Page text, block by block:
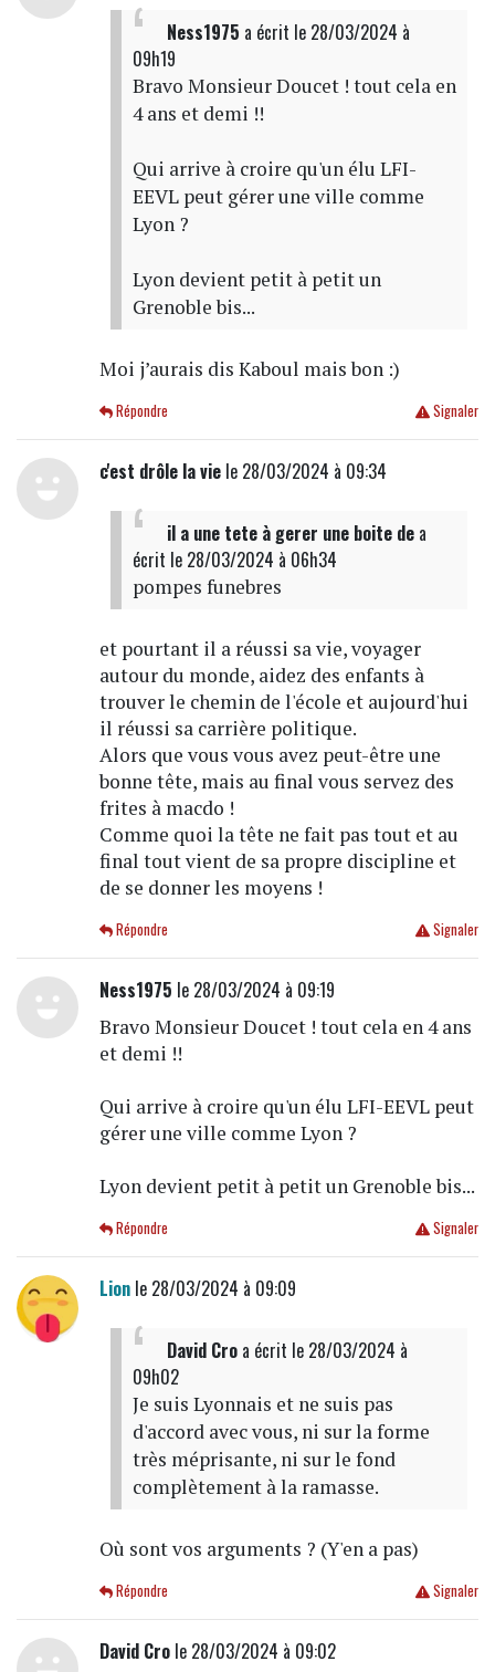
Ness1975 a écrit le 28/03/2024 à
09h19
Bravo Monsieur Doucet ! tout cela en
4 ans et demi !!
Qui arrive à croire qu'un élu LFI-
EEVL peut gérer une ville comme
Lyon ?
Lyon devient petit à petit un
Grenoble bis...
Moi j’aurais dis Kaboul mais bon :)
Signaler
Répondre
c'est drôle la viele 28/03/2024 à 09:34
il a une tete à gerer une boite dea
écrit le 28/03/2024 à 06h34
pompes funebres
et pourtant il a réussi sa vie, voyager
autour du monde, aidez des enfants à
trouver le chemin de l'école et aujourd'hui
il réussi sa carrière politique.
Alors que vous vous avez peut-être une
bonne tête, mais au final vous servez des
frites à macdo !
Comme quoi la tête ne fait pas tout et au
final tout vient de sa propre discipline et
de se donner les moyens !
Signaler
Répondre
Ness1975 le 28/03/2024 à 09:19
Bravo Monsieur Doucet ! tout cela en 4 ans
et demi !!
Qui arrive à croire qu'un élu LFI-EEVL peut
gérer une ville comme Lyon ?
Lyon devient petit à petit un Grenoble bis...
Signaler
Répondre
Lionle 28/03/2024 à 09:09
David Croa écrit le 28/03/2024 à
09h02
Je suis Lyonnais et ne suis pas
d'accord avec vous, ni sur la forme
très méprisante, ni sur le fond
complètement à la ramasse.
Où sont vos arguments ? (Y'en a pas)
Signaler
Répondre
David Crole 28/03/2024 à 09:02